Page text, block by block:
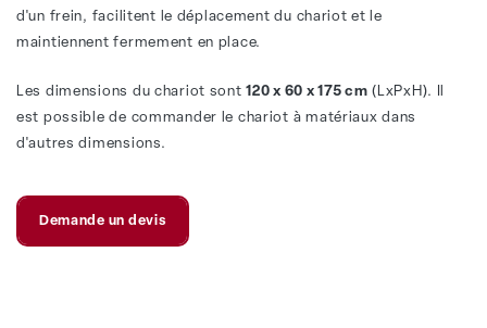
d'un frein, facilitent le déplacement du chariot et le
maintiennent fermement en place.
Les dimensions du chariot sont120 x 60 x 175 cm (LxPxH). Il
est possible de commander le chariot à matériaux dans
d'autres dimensions.
Demande un devis